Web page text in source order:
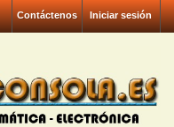
Iniciar sesión
Contáctenos